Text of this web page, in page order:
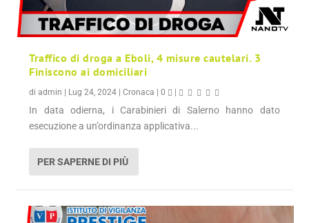
Traffico di droga a Eboli, 4 misure cautelari. 3
Finiscono ai domiciliari
diadmin | Lug 24, 2024 |Cronaca |0 |
In data odierna, i Carabinieri di Salerno hanno dato
esecuzione a un’ordinanza applicativa...
PER SAPERNE DI PIÙ